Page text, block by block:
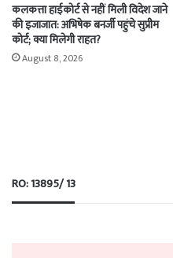
कलकत्ता हाईकोर्ट से नहीं मिली विदेश जाने
की इजाजात: अभिषेक बनर्जी पहुंचे सुप्रीम
कोर्ट; क्या मिलेगी राहत?
August 8, 2026
RO: 13895/ 13